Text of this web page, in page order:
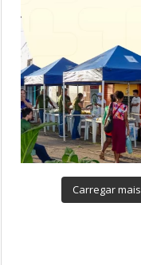
Carregar mais